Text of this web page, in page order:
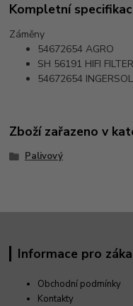
Kompletní
Záměny
54672654 AGRO
SH 56191 HIFI FILTER
54672654
Zboží zařazeno v
Palivový
Informace pro
Obchodní podmínky
Kontakty